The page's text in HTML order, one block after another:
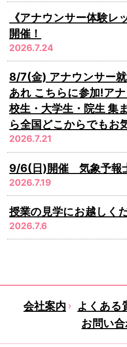
《アナウンサー体験レ
開催！
2026.7.24
8/7(金) アナウンサー
あれ こちらに参加!ア
校生・大学生・院生 集
ら全国どこからでもお
2026.7.21
9/6(日)開催 気象予報
2026.7.19
授業の見学にお越しく
2026.7.6
会社案内 よくある
お問い